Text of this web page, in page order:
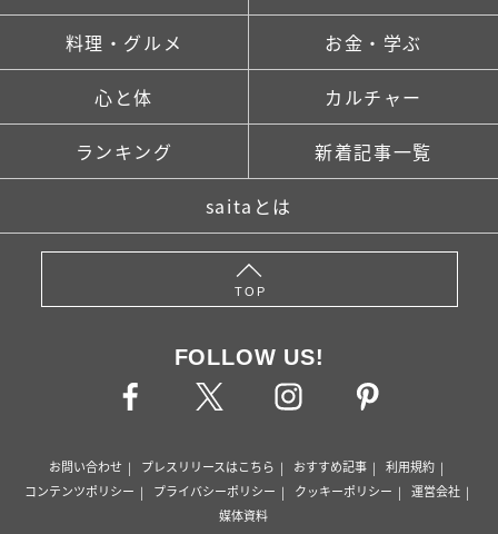
料理・グルメ お金・学ぶ
心と体 カルチャー
ランキング 新着記事一覧
saitaとは
TOP
FOLLOW US!
お問い合わせ プレスリリースはこちら おすすめ記事
利用規約
コンテンツポリシー
プライバシーポリシー クッキーポリシー
運営会社
媒体資料